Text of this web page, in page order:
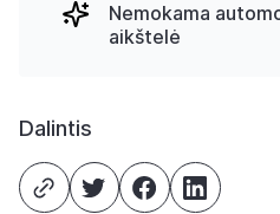
Nemokama
aikštelė
Dalintis